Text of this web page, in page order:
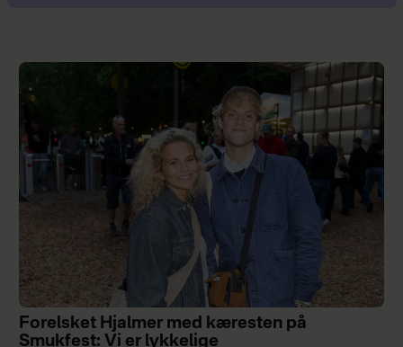
Forelsket Hjalmer med kæresten på
Smukfest: Vi er lykkelige